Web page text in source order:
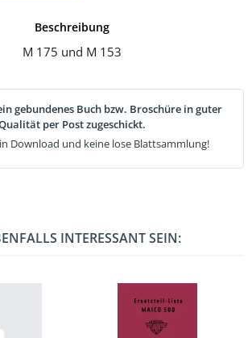
Beschreibung
M 175 und M 153
gebundenes Buch bzw. Broschüre in guter
per Post zugeschickt.
Download und keine lose Blattsammlung!
INTERESSANT SEIN: